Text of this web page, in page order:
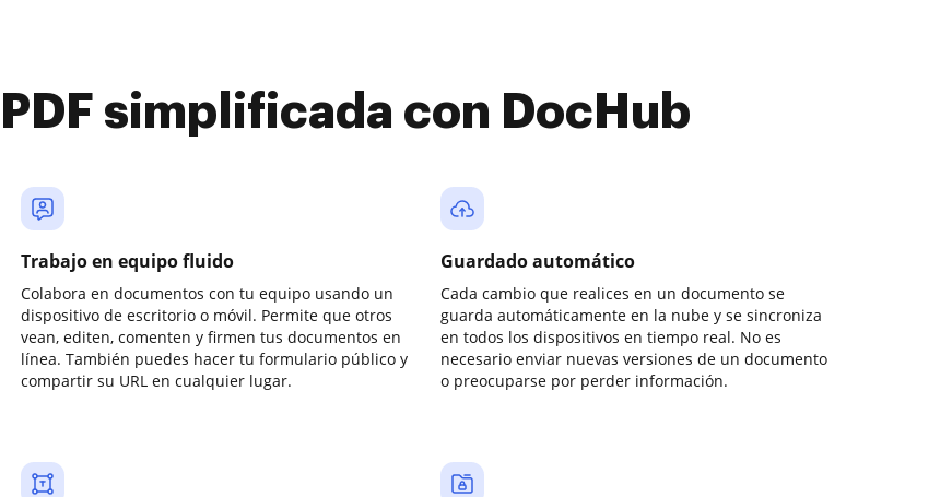
simplificada con DocHub
Trabajo en equipo fluido
Colabora en documentos con tu equipo usando un
dispositivo de escritorio o móvil. Permite que otros
vean, editen, comenten y firmen tus documentos en
línea. También puedes hacer tu formulario público y
compartir su URL en cualquier lugar.
Guardado automático
Cada cambio que realices en un documento se
guarda automáticamente en la nube y se sincroniza
en todos los dispositivos en tiempo real. No es
necesario enviar nuevas versiones de un documento
o preocuparse por perder información.